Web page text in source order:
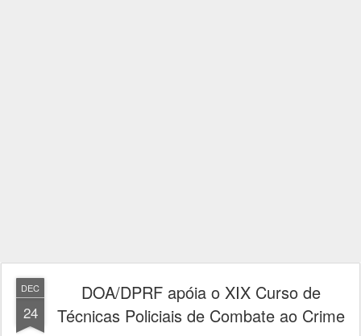
DEC
24
DOA/DPRF apóia o XIX Curso de
Técnicas Policiais de Combate ao Crime